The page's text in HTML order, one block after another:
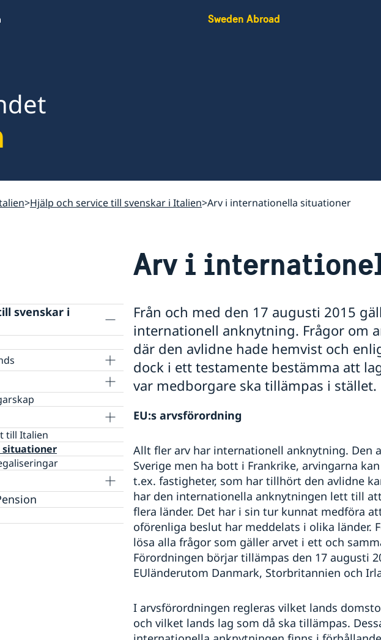
Sweden Abroad
Hjälp och service till svenskar i Italien Arv i internationella situationer
svenskar i
pass
minderårig
minderårig (första
pass
i Sverige
i Italien
i ett tredje
församlingens präst
till Italien
Arv i
Från och med den 17 augusti 2015
internationell anknytning. Frågor om
där den avlidne hade hemvist och
dock i ett testamente bestämma att
var medborgare ska tillämpas i stället.
EU:s arvsförordning
Allt fler arv har internationell anknytning. Den
Sverige men ha bott i Frankrike, arvingarna
t.ex. fastigheter, som har tillhört den avlidne
har den internationella anknytningen lett till
flera länder. Det har i sin tur kunnat medföra
oförenliga beslut har meddelats i olika länder.
lösa alla frågor som gäller arvet i ett och
Förordningen börjar tillämpas den 17 augusti
EUländerutom Danmark, Storbritannien och
I arvsförordningen regleras vilket lands
och vilket lands lag som då ska tillämpas.